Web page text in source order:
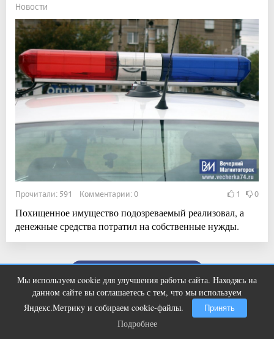
Новости
Прочитали: 591 Комментарии: 0 1 0
Похищенное имущество подозреваемый реализовал, а
денежные средства потратил на собственные нужды.
Мы используем cookie для улучшения работы сайта. Находясь на
данном сайте вы соглашаетесь с тем, что мы используем
Яндекс.Метрику и собираем cookie-файлы.
Принять
Подробнее
Ногти будут чистыми! Домашний
метод убьет грибок, возьмите 3%-ю…
Подробнее